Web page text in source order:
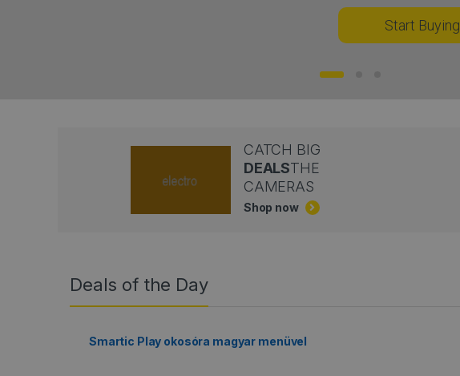
Start Buying
CATCH BIG
DEALSTHE
CAMERAS
Shop now
Deals of the Day
Smartic Play okosóra magyar menüvel